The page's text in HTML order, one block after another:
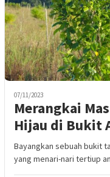
07/11/2023
Merangkai
Hijau di Bukit
Bayangkan sebuah bukit
yang menari-nari tertiup